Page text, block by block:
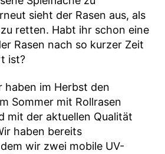
sieht der Rasen aus, als
retten. Habt ihr schon eine
Rasen nach so kurzer Zeit
ist?
haben im Herbst den
Sommer mit Rollrasen
mit der aktuellen Qualität
haben bereits
wir zwei mobile UV-